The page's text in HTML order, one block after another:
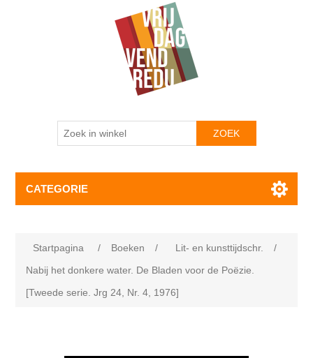
CATEGORIE
Startpagina / Boeken / Lit- en kunsttijdschr.
/
Nabij het donkere water. De Bladen voor de Poëzie.
[Tweede serie. Jrg 24, Nr. 4, 1976]